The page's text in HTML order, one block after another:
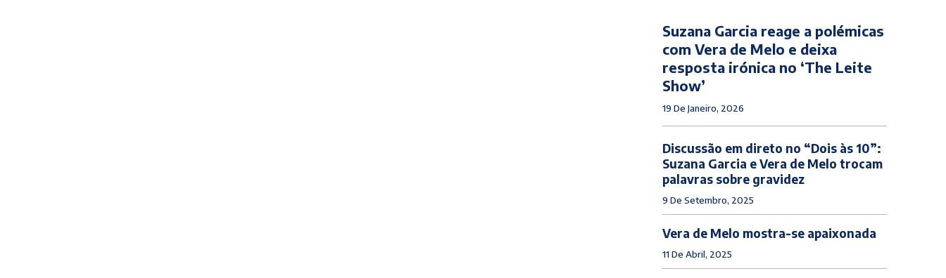
Suzana Garcia reage a polémicas
com Vera de Melo e deixa
resposta irónica no ‘The Leite
Show’
19 De Janeiro, 2026
Discussão em direto no “Dois às 10”:
Suzana Garcia e Vera de Melo trocam
palavras sobre gravidez
9 De Setembro, 2025
Vera de Melo mostra-se apaixonada
11 De Abril, 2025